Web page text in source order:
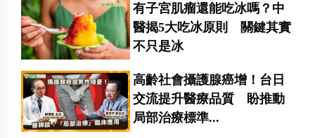
有子宮肌瘤還能吃冰嗎？中
醫揭5大吃冰原則 關鍵其實
不只是冰
高齡社會攝護腺癌增！台日
交流提升醫療品質 盼推動
局部治療標準...